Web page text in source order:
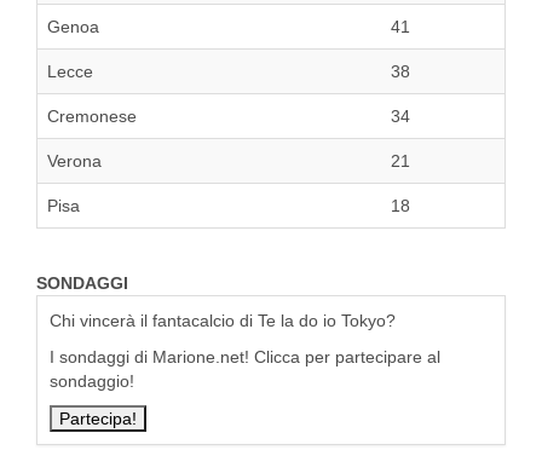
Genoa 41
Lecce 38
Cremonese 34
Verona 21
Pisa 18
SONDAGGI
Chi vincerà il fantacalcio di Te la do io Tokyo?
I sondaggi di Marione.net! Clicca per partecipare al
sondaggio!